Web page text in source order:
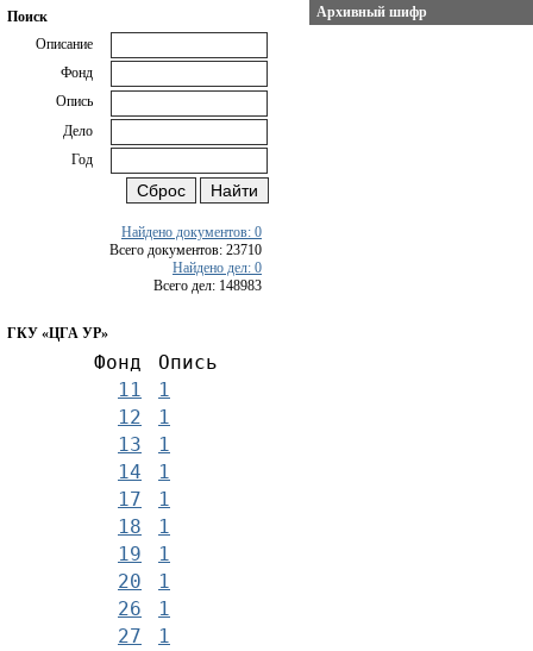
Поиск
Описание
Фонд
Опись
Дело
Год
Найдено документов: 0
Всего документов: 23710
Найдено дел: 0
Всего дел: 148983
ГКУ «ЦГА УР»
Фонд
Опись
11
1
12
1
13
1
14
1
17
1
18
1
19
1
20
1
26
1
27
1
Архивный шифр